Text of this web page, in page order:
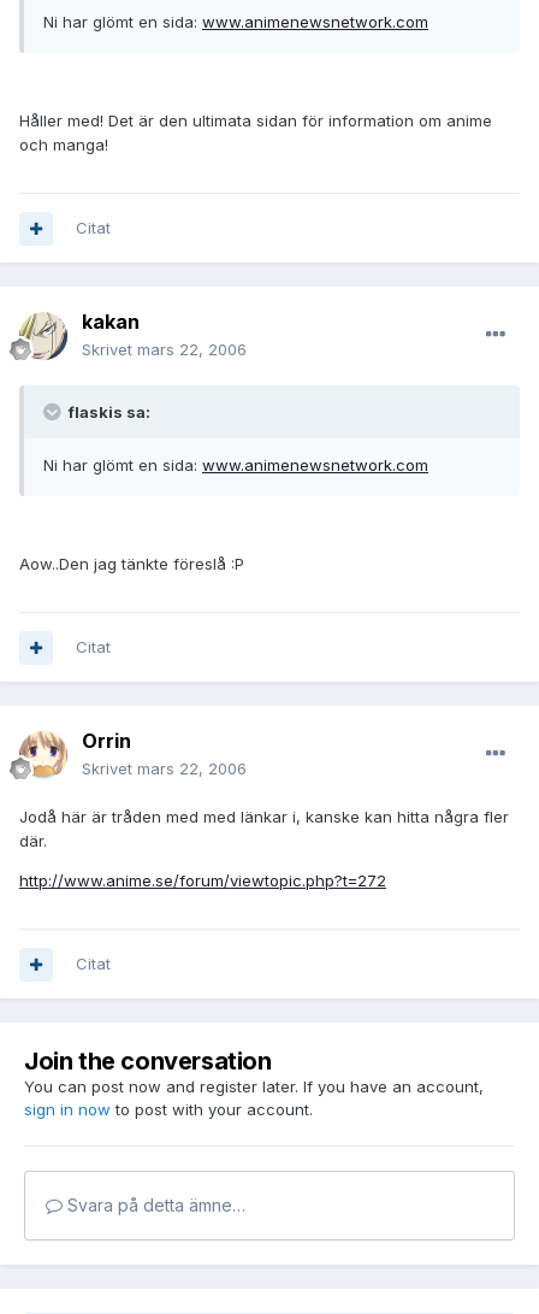
Ni har glömt en sida: www.animenewsnetwork.com
Håller med! Det är den ultimata sidan för information om anime
och manga!
Citat
kakan
Skrivet mars 22, 2006
flaskis sa:
Ni har glömt en sida: www.animenewsnetwork.com
Aow..Den jag tänkte föreslå :P
Citat
Orrin
Skrivet mars 22, 2006
Jodå här är tråden med med länkar i, kanske kan hitta några fler
där.
http://www.anime.se/forum/viewtopic.php?t=272
Citat
Join the conversation
You can post now and register later. If you have an account,
sign in now to post with your account.
Svara på detta ämne…